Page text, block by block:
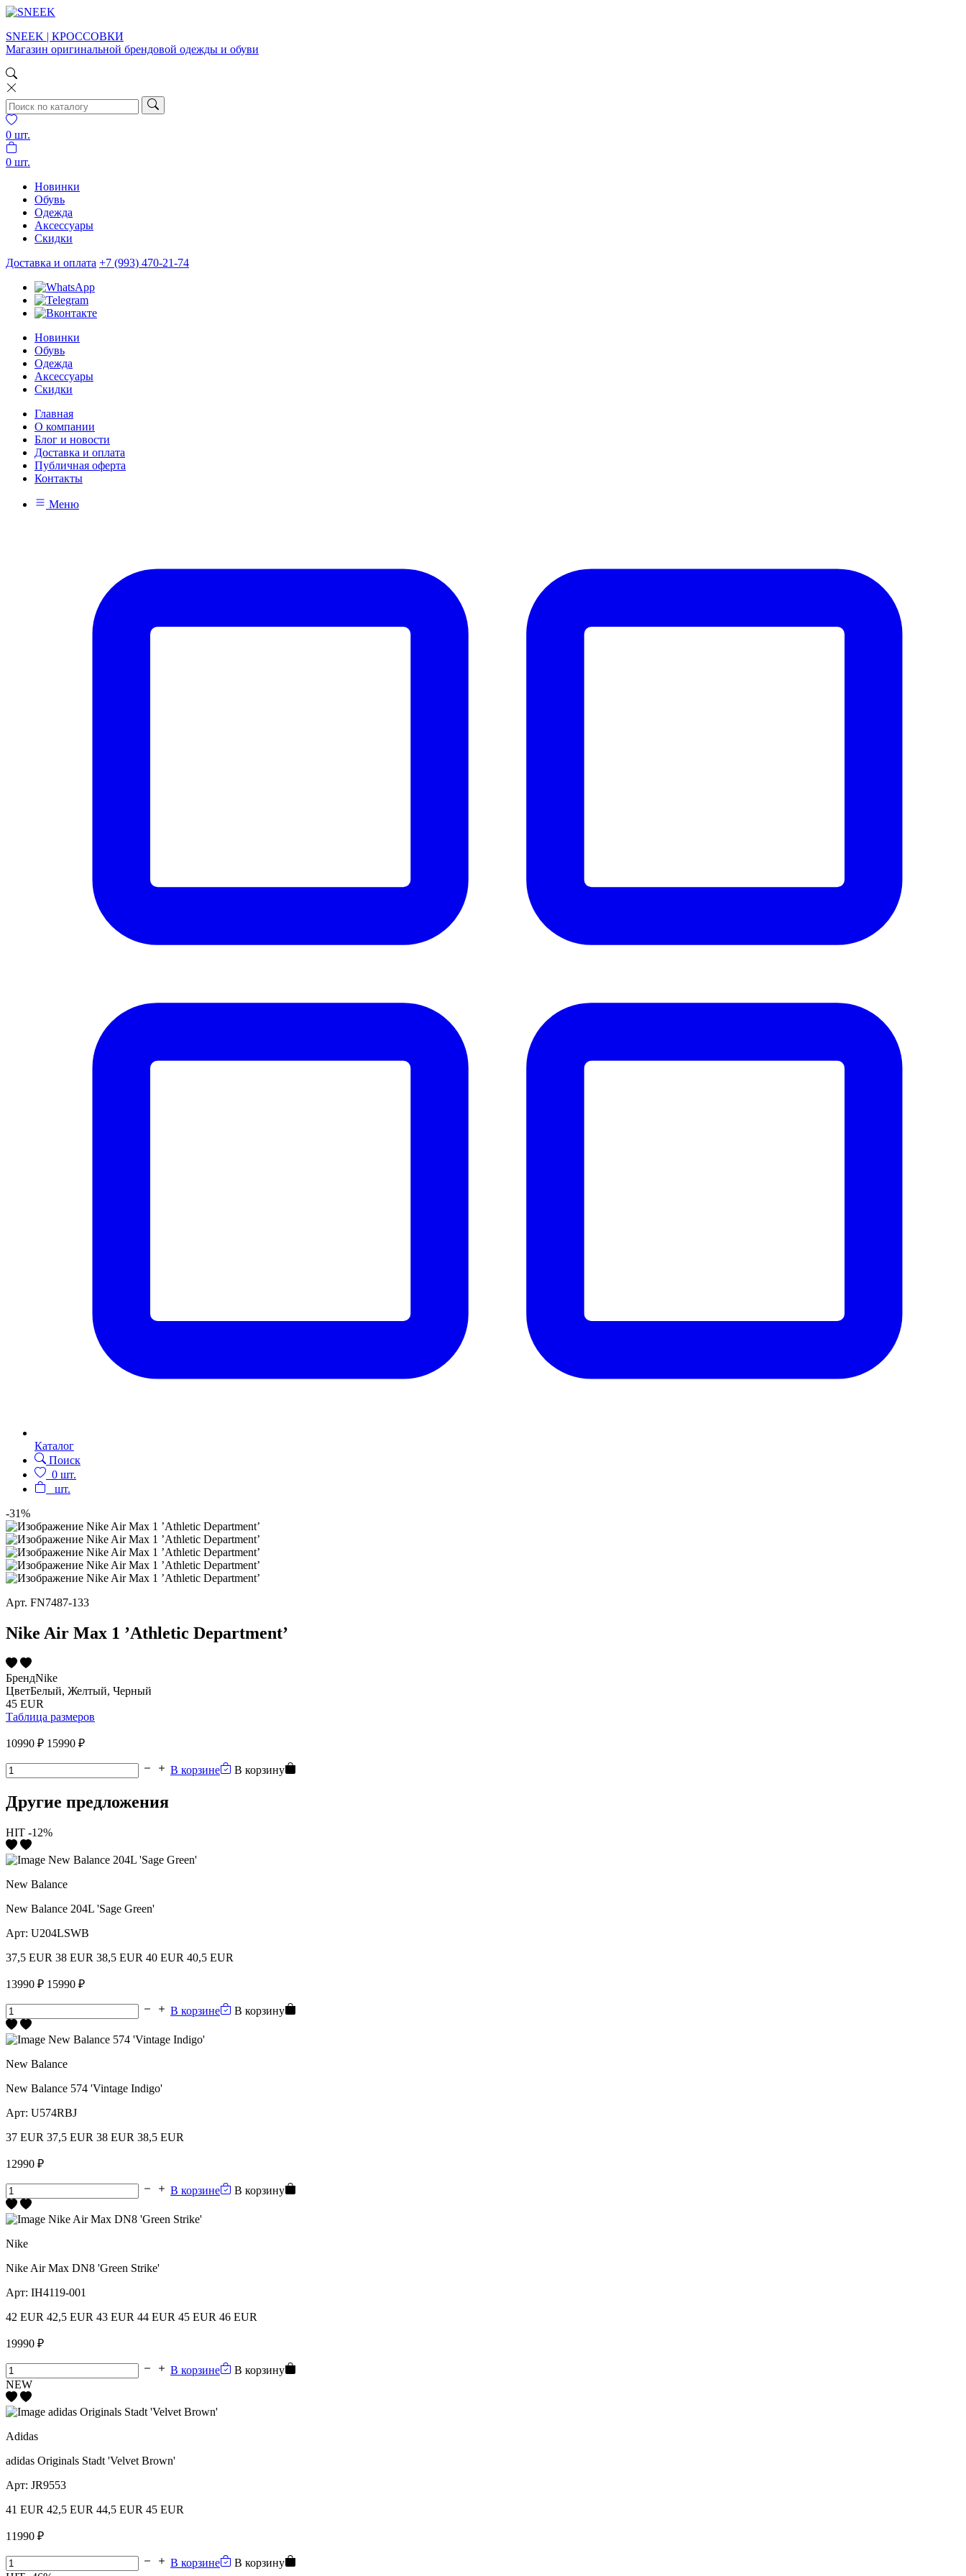
SNEEK | КРОССОВКИ
Магазин оригинальной брендовой одежды и обуви
0 шт.
0 шт.
Новинки
Обувь
Одежда
Аксессуары
Скидки
Доставка и оплата +7 (993) 470-21-74
Новинки
Обувь
Одежда
Аксессуары
Скидки
Главная
О компании
Блог и новости
Доставка и оплата
Публичная оферта
Контакты
Меню
Каталог
Поиск
0 шт.
шт.
-31%
Арт. FN7487-133
Nike Air Max 1 ’Athletic Department’
БрендNike
ЦветБелый, Желтый, Черный
45 EUR
Таблица размеров
10990 ₽ 15990 ₽
В корзине В корзину
Другие предложения
HIT -12%
New Balance
New Balance 204L 'Sage Green'
Арт: U204LSWB
37,5 EUR 38 EUR 38,5 EUR 40 EUR 40,5 EUR
13990 ₽ 15990 ₽
В корзине В корзину
New Balance
New Balance 574 'Vintage Indigo'
Арт: U574RBJ
37 EUR 37,5 EUR 38 EUR 38,5 EUR
12990 ₽
В корзине В корзину
Nike
Nike Air Max DN8 'Green Strike'
Арт: IH4119-001
42 EUR 42,5 EUR 43 EUR 44 EUR 45 EUR 46 EUR
19990 ₽
В корзине
В корзину
NEW
Adidas
adidas Originals Stadt 'Velvet Brown'
Арт: JR9553
41 EUR 42,5 EUR 44,5 EUR 45 EUR
11990 ₽
В корзине
В корзину